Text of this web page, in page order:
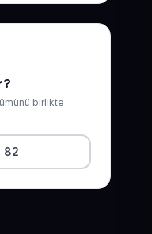
birlikte
82